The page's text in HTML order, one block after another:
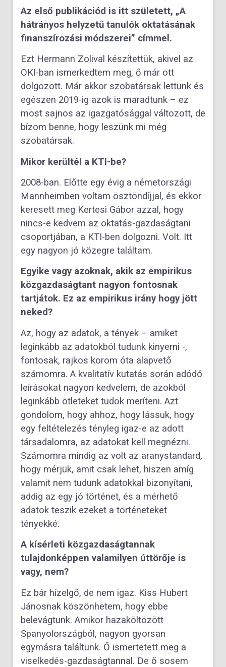
Az első publikációd is itt született, „A
hátrányos helyzetű tanulók oktatásának
finanszírozási módszerei” címmel.
Ezt Hermann Zolival készítettük, akivel az
OKI-ban ismerkedtem meg, ő már ott
dolgozott. Már akkor szobatársak lettünk és
egészen 2019-ig azok is maradtunk – ez
most sajnos az igazgatósággal változott, de
bízom benne, hogy leszünk mi még
szobatársak.
Mikor kerültél a KTI-be?
2008-ban. Előtte egy évig a németországi
Mannheimben voltam ösztöndíjjal, és ekkor
keresett meg Kertesi Gábor azzal, hogy
nincs-e kedvem az oktatás-gazdaságtani
csoportjában, a KTI-ben dolgozni. Volt. Itt
egy nagyon jó közegre találtam.
Egyike vagy azoknak, akik az empirikus
közgazdaságtant nagyon fontosnak
tartjátok. Ez az empirikus irány hogy jött
neked?
Az, hogy az adatok, a tények – amiket
leginkább az adatokból tudunk kinyerni -,
fontosak, rajkos korom óta alapvető
számomra. A kvalitatív kutatás során adódó
leírásokat nagyon kedvelem, de azokból
leginkább ötleteket tudok meríteni. Azt
gondolom, hogy ahhoz, hogy lássuk, hogy
egy feltételezés tényleg igaz-e az adott
társadalomra, az adatokat kell megnézni.
Számomra mindig az volt az aranystandard,
hogy mérjük, amit csak lehet, hiszen amíg
valamit nem tudunk adatokkal bizonyítani,
addig az egy jó történet, és a mérhető
adatok teszik ezeket a történeteket
tényekké.
A kísérleti közgazdaságtannak
tulajdonképpen valamilyen úttörője is
vagy, nem?
Ez bár hízelgő, de nem igaz. Kiss Hubert
Jánosnak köszönhetem, hogy ebbe
belevágtunk. Amikor hazaköltözött
Spanyolországból, nagyon gyorsan
egymásra találtunk. Ő ismertetett meg a
viselkedés-gazdaságtannal. De ő sosem